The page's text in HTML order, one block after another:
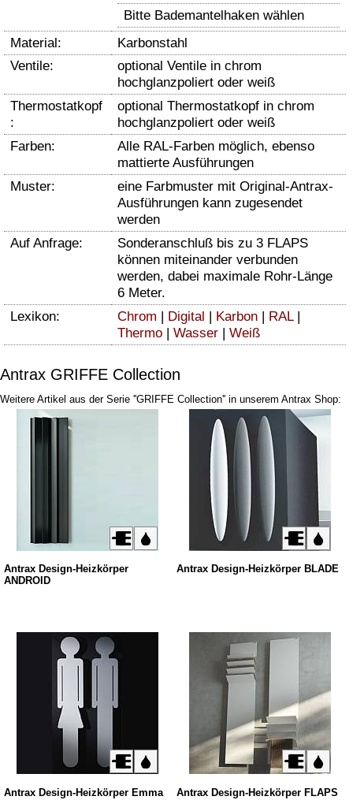
Bitte Bademantelhaken wählen
Material:
Karbonstahl
Ventile:
optional Ventile in chrom
hochglanzpoliert oder weiß
Thermostatkopf
:
optional Thermostatkopf in chrom
hochglanzpoliert oder weiß
Farben:
Alle RAL-Farben möglich, ebenso
mattierte Ausführungen
Muster:
eine Farbmuster mit Original-Antrax-
Ausführungen kann zugesendet
werden
Auf Anfrage:
Sonderanschluß bis zu 3 FLAPS
können miteinander verbunden
werden, dabei maximale Rohr-Länge
6 Meter.
Lexikon:
Chrom | Digital | Karbon | RAL|
Thermo | Wasser | Weiß
Antrax GRIFFE Collection
Weitere Artikel aus der Serie ''GRIFFE Collection'' in unserem Antrax Shop:
Antrax Design-Heizkörper
ANDROID
Antrax Design-Heizkörper BLADE
Antrax Design-Heizkörper Emma
Antrax Design-Heizkörper FLAPS